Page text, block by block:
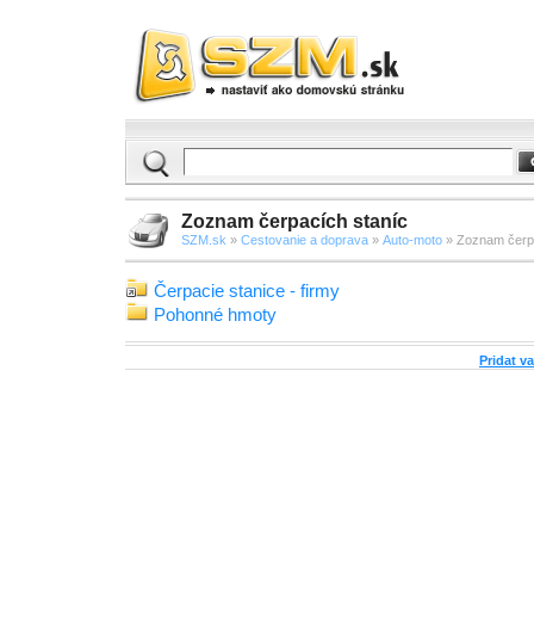
Zoznam čerpacích staníc
SZM.sk » Cestovanie a doprava » Auto-moto » Zoznam
Čerpacie stanice - firmy
Pohonné hmoty
Pridat